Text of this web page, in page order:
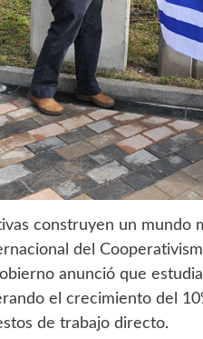
construyen un mundo
del
anunció que
el crecimiento del
de trabajo directo.